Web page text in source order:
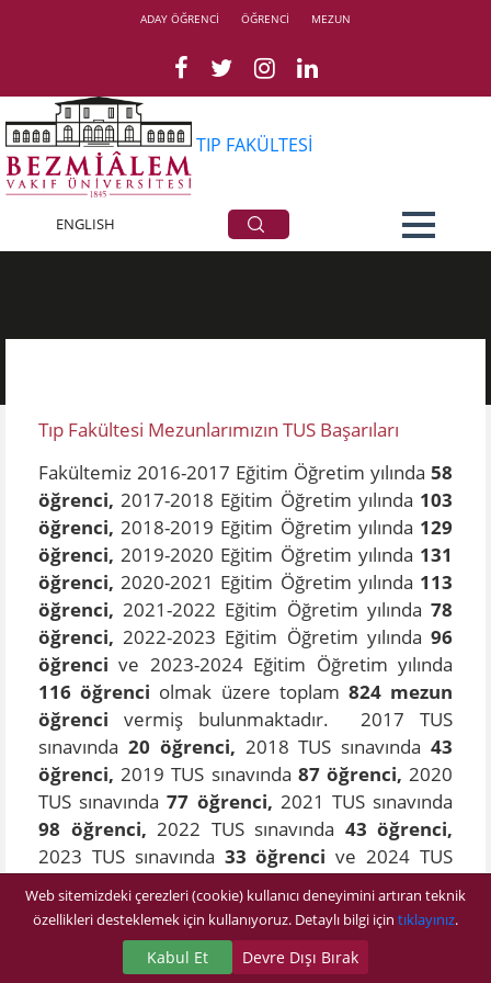
ADAY ÖĞRENCİ ÖĞRENCİ MEZUN
TIP FAKÜLTESİ
ENGLISH TUS Başarılarımız
Tıp Fakültesi Mezunlarımızın TUS Başarıları​
Fakültemiz 2016-2017 Eğitim Öğretim yılında 58
öğrenci, 2017-2018 Eğitim Öğretim yılında 103
öğrenci, 2018-2019 Eğitim Öğretim yılında 129
öğrenci, 2019-2020 Eğitim Öğretim yılında 131
öğrenci, 2020-2021 Eğitim Öğretim yılında 113
öğrenci, 2021-2022 Eğitim Öğretim yılında 78
öğrenci, 2022-2023 Eğitim Öğretim yılında 96
öğrenci ve 2023-2024 Eğitim Öğretim yılında
116 öğrenci olmak üzere toplam 824 mezun
öğrenci vermiş bulunmaktadır. 2017 TUS
sınavında 20 öğrenci, 2018 TUS sınavında43
öğrenci,2019 TUS sınavında 87 öğrenci, 2020
TUS sınavında77 öğrenci, 2021 TUS sınavında
98 öğrenci, 2022 TUS sınavında 43 öğrenci,
2023 TUS sınavında 33 öğrenci ve 2024 TUS
sınavında37 öğrenciolmak üzere toplamda444
öğrenciçeşitli üniversite hastanelerine
yerleşmiştir.49 mezunumuz kendi
kurumlarını seçerek Tıp Fakültemizin çeşitli
Web sitemizdeki çerezleri (cookie) kullanıcı deneyimini artıran teknik
özellikleri desteklemek için kullanıyoruz. Detaylı bilgi için tıklayınız.
Kabul Et Devre Dışı Bırak